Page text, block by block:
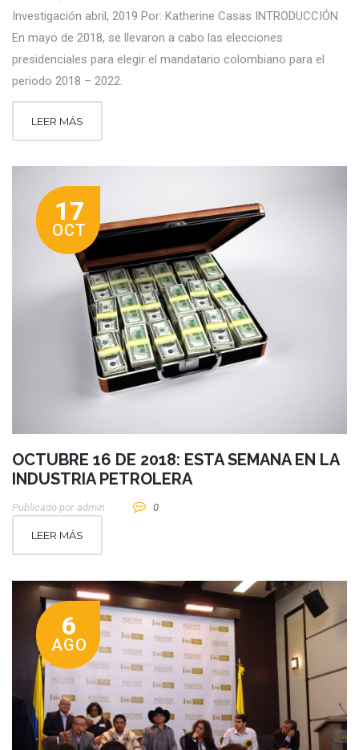
Investigación abril, 2019 Por: Katherine Casas INTRODUCCIÓN
En mayo de 2018, se llevaron a cabo las elecciones
presidenciales para elegir el mandatario colombiano para el
periodo 2018 – 2022.
LEER MÁS
17
OCT
OCTUBRE 16 DE 2018: ESTA SEMANA EN LA
INDUSTRIA PETROLERA
Publicado por Admin 0
LEER MÁS
6
AGO